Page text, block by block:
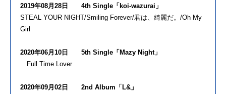
2019年08月28日 4th Single「koi-wazurai」
STEAL YOUR NIGHT/Smiling Forever/君は、綺麗だ。/Oh My
Girl
2020年06月10日 5th Single「Mazy Night」
Full Time Lover
2020年09月02日 2nd Album「L&」